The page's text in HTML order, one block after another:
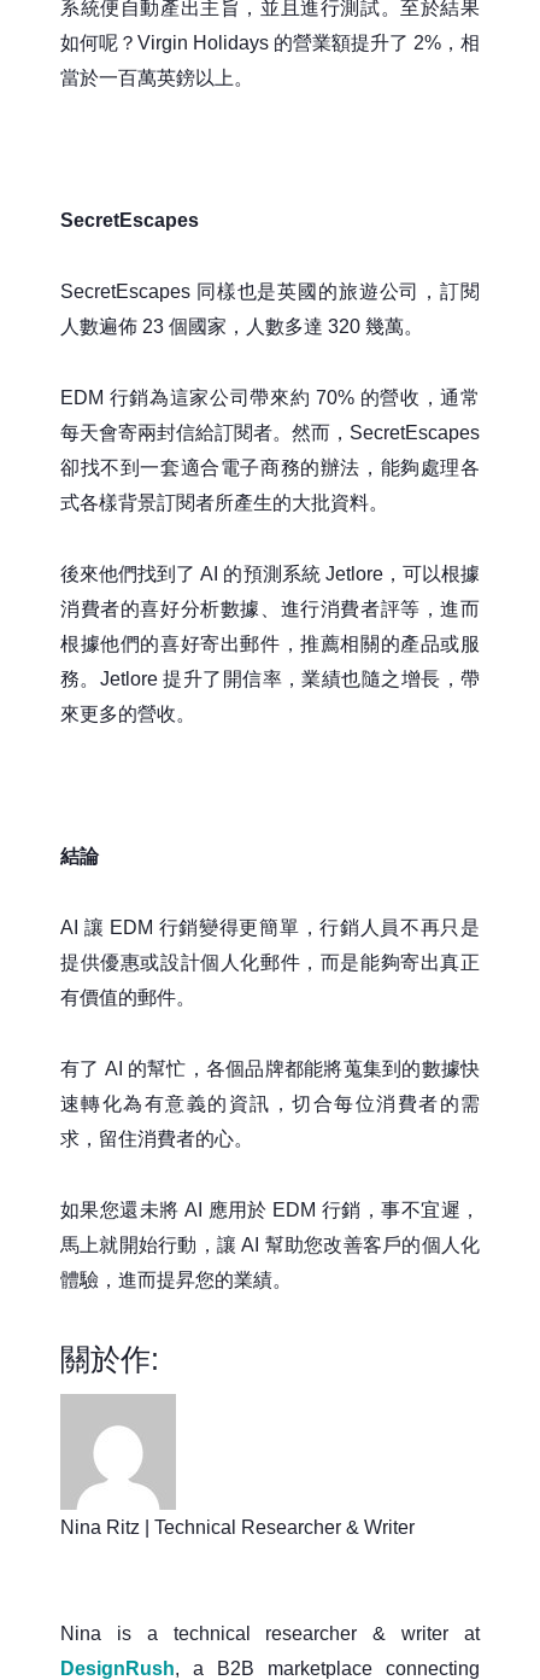
系統便自動產出主旨，並且進行測試。至於結果
如何呢？Virgin Holidays 的營業額提升了 2%，相
當於一百萬英鎊以上。
SecretEscapes
SecretEscapes 同樣也是英國的旅遊公司，訂閱
人數遍佈 23 個國家，人數多達 320 幾萬。
EDM 行銷為這家公司帶來約 70% 的營收，通常
每天會寄兩封信給訂閱者。然而，SecretEscapes
卻找不到一套適合電子商務的辦法，能夠處理各
式各樣背景訂閱者所產生的大批資料。
後來他們找到了 AI 的預測系統 Jetlore，可以根據
消費者的喜好分析數據、進行消費者評等，進而
根據他們的喜好寄出郵件，推薦相關的產品或服
務。Jetlore 提升了開信率，業績也隨之增長，帶
來更多的營收。
結論
AI 讓 EDM 行銷變得更簡單，行銷人員不再只是
提供優惠或設計個人化郵件，而是能夠寄出真正
有價值的郵件。
有了 AI 的幫忙，各個品牌都能將蒐集到的數據快
速轉化為有意義的資訊，切合每位消費者的需
求，留住消費者的心。
如果您還未將 AI 應用於 EDM 行銷，事不宜遲，
馬上就開始行動，讓 AI 幫助您改善客戶的個人化
體驗，進而提昇您的業績。
關於作:
Nina Ritz | Technical Researcher & Writer
Nina is a technical researcher & writer at
DesignRush, a B2B marketplace connecting